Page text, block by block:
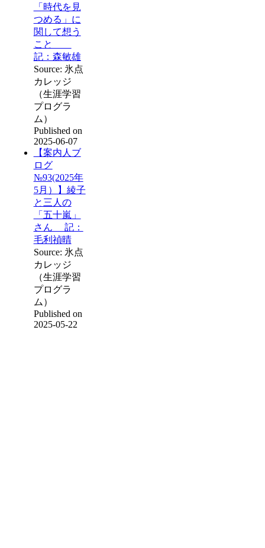
「時代を見
つめる」に
関して想う
こと
記：森敏雄
Source: 氷点
カレッジ
（生涯学習
プログラ
ム）
Published on
2025-06-07
【案内人ブ
ログ
№93(2025年
5月）】綾子
と三人の
「五十嵐」
さん 記：
毛利禎晴
Source: 氷点
カレッジ
（生涯学習
プログラ
ム）
Published on
2025-05-22